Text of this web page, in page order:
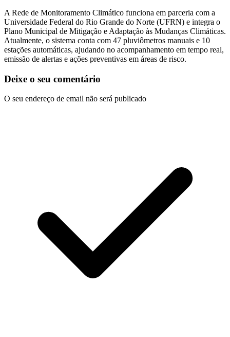
A Rede de Monitoramento Climático funciona em parceria com a
Universidade Federal do Rio Grande do Norte (UFRN) e integra o
Plano Municipal de Mitigação e Adaptação às Mudanças Climáticas.
Atualmente, o sistema conta com 47 pluviômetros manuais e 10
estações automáticas, ajudando no acompanhamento em tempo real,
emissão de alertas e ações preventivas em áreas de risco.
Deixe o seu comentário
O seu endereço de email não será publicado